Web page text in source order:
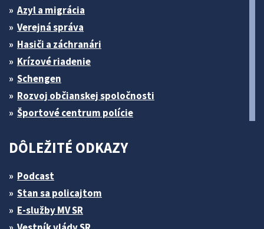
Azyl a migrácia
Verejná správa
Hasiči a záchranári
Krízové riadenie
Schengen
Rozvoj občianskej spoločnosti
Športové centrum polície
DÔLEŽITÉ ODKAZY
Podcast
Stan sa policajtom
E-služby MV SR